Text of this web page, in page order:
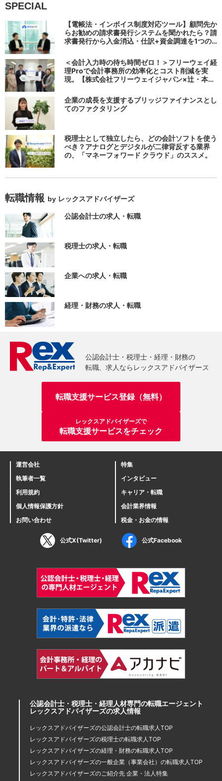
SPECIAL
【電帳法・インボイス制度対応ツール】顧問先か
らお勧めの請求書発行システムを聞かれたら？請
求書発行から入金消込・仕訳+資金調達を1つの
＜会計入力時の待ち時間ゼロ！＞フリーウェイ経
理Proで会計事務所の効率化とコスト削減を実
現。【株式会社フリーウェイジャパン×辻・本郷
企業の成長を支援するブリッジファイナンスとし
てのファクタリング
税理士として独立したら、どの会計ソフトを使う
べき？アナログとデジタルが二律背反する業界
の、「マネーフォワード クラウド」のススメ。
転職情報 by レックスアドバイザーズ
公認会計士の求人・転職
税理士の求人・転職
企業への求人・転職
経理・財務の求人・転職
転職支援サービス登録（無料）
レックスアドバイザーズで
転職支援サービスをチェック
運営会社
執筆者一覧
利用規約
個人情報保護方針
お問い合わせ
特集
インタビュー
キャリア・転職
会計業界情報
税金・お金の情報
公式X(Twitter) 公式Facebook
公認会計士・税理士・経理人材専門の転職エージェント
レックスアドバイザーズの求人情報
レックスアドバイザーズの公認会計士の転職求人TOP
レックスアドバイザーズの税理士の転職求人TOP
レックスアドバイザーズの経理・財務の転職求人TOP
レックスアドバイザーズの一般企業（事業会社）の転職求人TOP
レックスアドバイザーズのご紹介先 企業・法人特集